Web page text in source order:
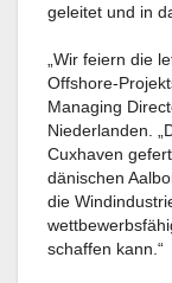
geleitet und in
„Wir feiern die
Offshore-
Managing
Niederlanden.
Cuxhaven
dänischen
die
schaffen kann.“